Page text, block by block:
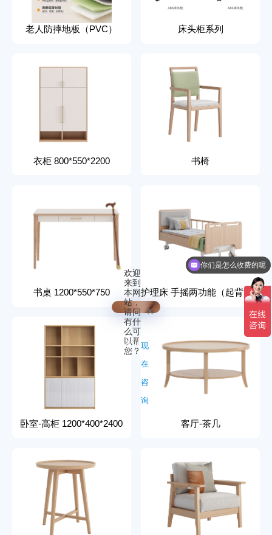
老人防摔地板（PVC） 床头柜系列
衣柜 800*550*2200 书椅
书桌 1200*550*750 护理床 手摇两功能（起背、曲腿）
卧室-高柜 1200*400*2400 客厅-茶几
你们是怎么收费的呢
现在有优惠活动吗
欢迎
来到
本网
站，
请问
有什
么可
以帮
您？
稍
现
在
咨
询